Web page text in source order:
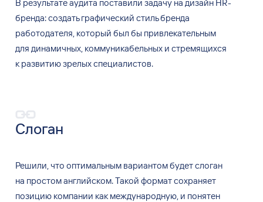
В результате аудита поставили задачу на дизайн HR-
бренда: создать графический стиль бренда
работодателя, который был бы привлекательным
для динамичных, коммуникабельных и стремящихся
к развитию зрелых специалистов.
Слоган
Решили, что оптимальным вариантом будет слоган
на простом английском. Такой формат сохраняет
позицию компании как международную, и понятен